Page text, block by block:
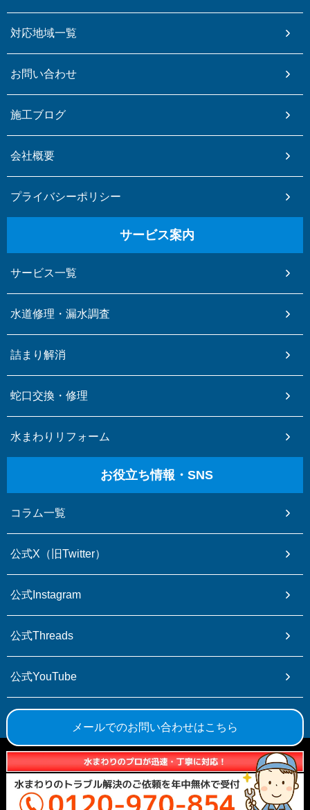
対応地域一覧
お問い合わせ
施工ブログ
会社概要
プライバシーポリシー
サービス案内
サービス一覧
水道修理・漏水調査
詰まり解消
蛇口交換・修理
水まわりリフォーム
お役立ち情報・SNS
コラム一覧
公式X（旧Twitter）
公式Instagram
公式Threads
公式YouTube
公式TikTok
© ひかり水道設備
メールでのお問い合わせはこちら